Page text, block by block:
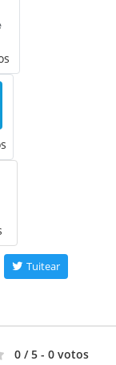
Tuitear
0 / 5 - 0 votos